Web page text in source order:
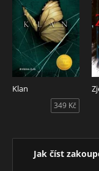
Klan
349 Kč
Jak číst